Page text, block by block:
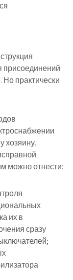
присоединений
практически
хозяину.
можно отнести:
их в
сразу